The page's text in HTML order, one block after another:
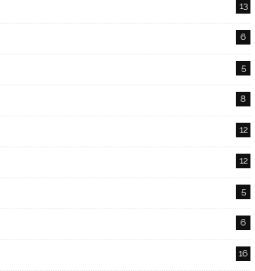
13
6
5
8
12
12
5
6
16